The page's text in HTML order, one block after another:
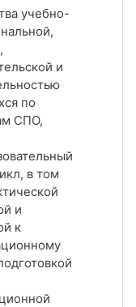
учебно-
и
по
СПО,
в том
и
к